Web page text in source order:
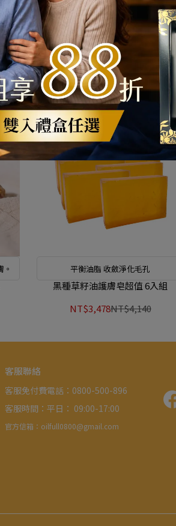
若
的
恢
溫馨提醒：商品套組相關資訊可參考商
城單品詳細介紹。
沙棘果油特潤護膚皂超值 6入組
NT$3,478 NT$4,140
平衡油脂 收斂淨化毛孔
黑種草籽油護膚皂超值 6入組
NT$3,478NT$4,140
客服聯絡
客服免付費電話：0800-500-896
客服時間：平日： 09:00-17:00
官方信箱：oilfull0800@gmail.com